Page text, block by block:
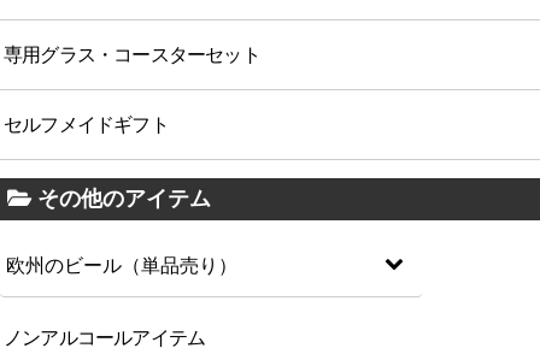
専用グラス・コースターセット
セルフメイドギフト
その他のアイテム
欧州のビール（単品売り）
ノンアルコールアイテム